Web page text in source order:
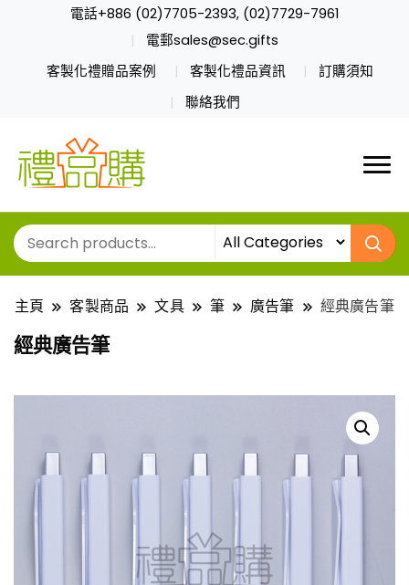
電話+886 (02)7705-2393, (02)7729-7961
電郵sales@sec.gifts
客製化禮贈品案例
客製化禮品資訊
訂購須知
聯絡我們
主頁 客製商品 文具 筆 廣告筆 經典廣告筆
經典廣告筆